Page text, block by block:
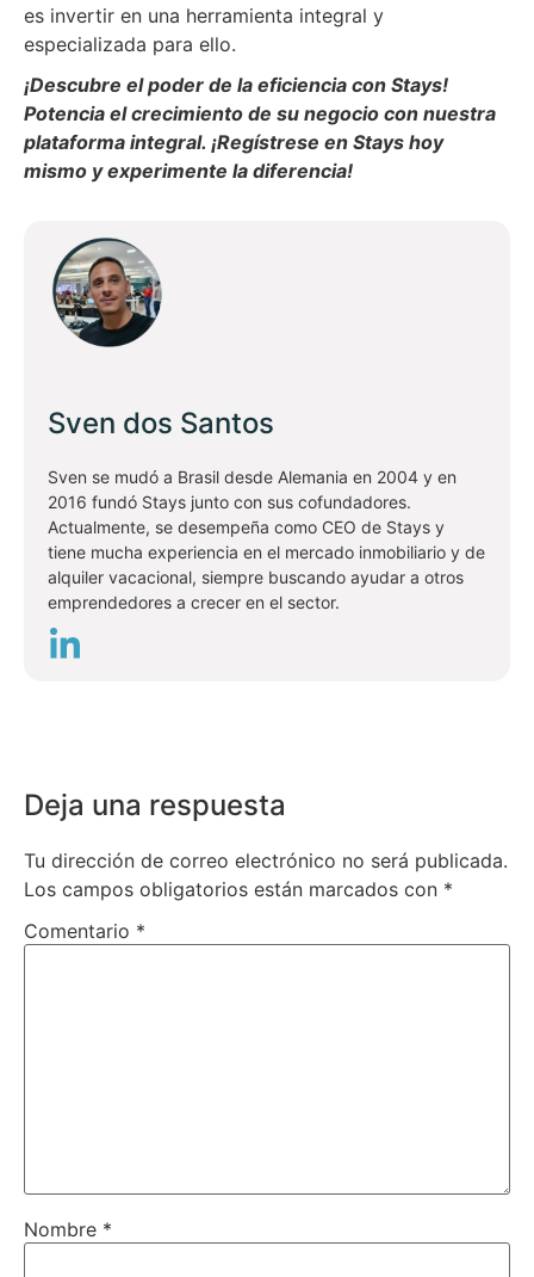
es invertir en una herramienta integral y
especializada para ello.
¡Descubre el poder de la eficiencia con Stays!
Potencia el crecimiento de su negocio con nuestra
plataforma integral. ¡Regístrese en Stays hoy
mismo y experimente la diferencia!
Sven dos Santos
Sven se mudó a Brasil desde Alemania en 2004 y en
2016 fundó Stays junto con sus cofundadores.
Actualmente, se desempeña como CEO de Stays y
tiene mucha experiencia en el mercado inmobiliario y de
alquiler vacacional, siempre buscando ayudar a otros
emprendedores a crecer en el sector.
Deja una respuesta
Tu dirección de correo electrónico no será publicada.
Los campos obligatorios están marcados con *
Comentario *
Nombre *